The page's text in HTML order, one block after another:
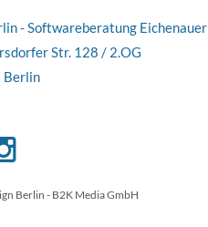
- Softwareberatung Eichenauer
Str. 128 / 2.OG
Berlin
Berlin - B2K Media GmbH